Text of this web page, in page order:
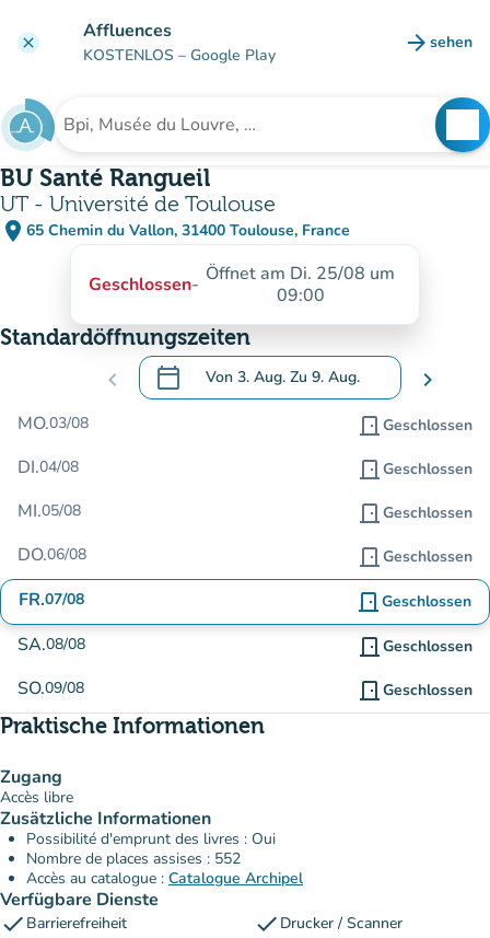
clear Affluences
KOSTENLOS – Google Play arrow_forward sehen
(new
Suche nach einer Einrichtung
BU Santé Rangueil
UT - Université de Toulouse
place 65 Chemin du Vallon, 31400 Toulouse, France
(in Google Maps öffnen)
(new tab)
Geschlossen- Öffnet am Di. 25/08 um
09:00
Standardöffnungszeiten
chevron_left calendar_today Von 3. Aug. Zu 9. Aug.
.Öffnen Sie den Kalender, um Daten zu
chevron_right
MO.03/08 door_front Geschlossen
DI.04/08 door_front Geschlossen
MI.05/08 door_front Geschlossen
DO.06/08 door_front Geschlossen
FR.07/08 door_front Geschlossen
SA.08/08 door_front Geschlossen
SO.09/08 door_front Geschlossen
Praktische Informationen
Zugang
Accès libre
Zusätzliche Informationen
Possibilité d'emprunt des livres : Oui
Nombre de places assises : 552
Accès au catalogue : Catalogue Archipel
Verfügbare Dienste
check Barrierefreiheit check Drucker / Scanner